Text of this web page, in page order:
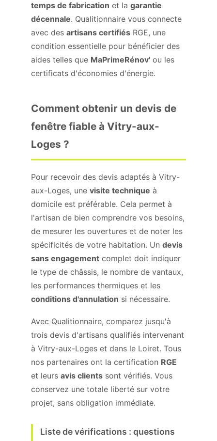
temps de fabrication et la garantie
décennale. Qualitionnaire vous connecte
avec des artisans certifiés RGE, une
condition essentielle pour bénéficier des
aides telles que MaPrimeRénov' ou les
certificats d'économies d'énergie.
Comment obtenir un devis de
fenêtre fiable à Vitry-aux-
Loges ?
Pour recevoir des devis adaptés à Vitry-
aux-Loges, une visite technique à
domicile est préférable. Cela permet à
l'artisan de bien comprendre vos besoins,
de mesurer les ouvertures et de noter les
spécificités de votre habitation. Un devis
sans engagement complet doit indiquer
le type de châssis, le nombre de vantaux,
les performances thermiques et les
conditions d'annulation si nécessaire.
Avec Qualitionnaire, comparez jusqu'à
trois devis d'artisans qualifiés intervenant
à Vitry-aux-Loges et dans le Loiret. Tous
nos partenaires ont la certification RGE
et leurs avis clients sont vérifiés. Vous
conservez une totale liberté sur votre
projet, sans obligation immédiate.
Liste de vérifications : questions